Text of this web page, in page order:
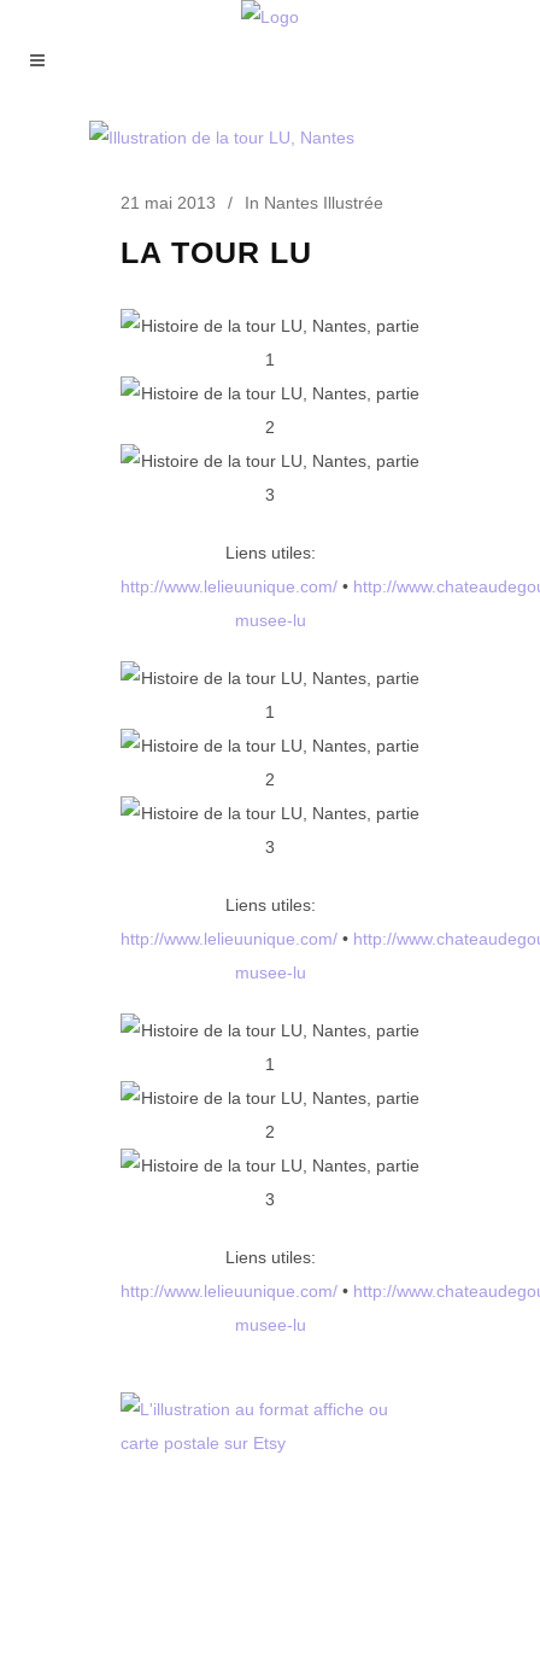
21 mai 2013 In Nantes Illustrée
LA TOUR LU
Liens utiles:
http://www.lelieuunique.com/ • http://
musee-lu
Liens utiles:
http://www.lelieuunique.com/ • http://
musee-lu
Liens utiles:
http://www.lelieuunique.com/ • http://
musee-lu